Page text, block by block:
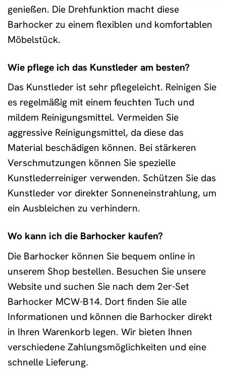
genießen. Die Drehfunktion macht diese
Barhocker zu einem flexiblen und komfortablen
Möbelstück.
Wie pflege ich das Kunstleder am besten?
Das Kunstleder ist sehr pflegeleicht. Reinigen Sie
es regelmäßig mit einem feuchten Tuch und
mildem Reinigungsmittel. Vermeiden Sie
aggressive Reinigungsmittel, da diese das
Material beschädigen können. Bei stärkeren
Verschmutzungen können Sie spezielle
Kunstlederreiniger verwenden. Schützen Sie das
Kunstleder vor direkter Sonneneinstrahlung, um
ein Ausbleichen zu verhindern.
Wo kann ich die Barhocker kaufen?
Die Barhocker können Sie bequem online in
unserem Shop bestellen. Besuchen Sie unsere
Website und suchen Sie nach dem 2er-Set
Barhocker MCW-B14. Dort finden Sie alle
Informationen und können die Barhocker direkt
in Ihren Warenkorb legen. Wir bieten Ihnen
verschiedene Zahlungsmöglichkeiten und eine
schnelle Lieferung.